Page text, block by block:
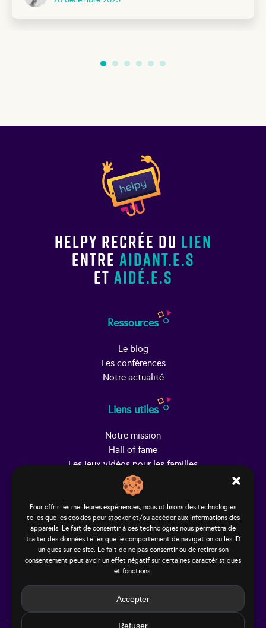
Pour offrir les meilleures expériences, nous utilisons des technologies
telles que les cookies pour stocker et/ou accéder aux informations des
appareils. Le fait de consentir à ces technologies nous permettra de
traiter des données telles que le comportement de navigation ou les ID
uniques sur ce site. Le fait de ne pas consentir ou de retirer son
consentement peut avoir un effet négatif sur certaines caractéristiques
et fonctions.
Accepter
Refuser
Helpy recrée du lien
entre aidant.e.s
et aidé.e.s
Ressources
Le blog
Les conférences
Notre actualité
Liens utiles
Notre mission
Hall of fame
Les jeux vidéos pour les familles
Trouver Helpy
Le studio
65, rue Hénon
69004 Lyon - France
contact@helpy-lejeu.fr